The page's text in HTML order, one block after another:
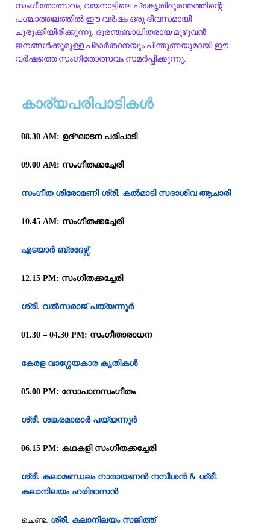
സംഗീതോത്സവം, വയനാട്ടിലെ പ്രകൃതിദുരന്തത്തിന്റെ
പശ്ചാത്തലത്തിൽ ഈ വർഷം ഒരു ദിവസമായി
ചുരുക്കിയിരിക്കുന്നു. ദുരന്തബാധിതരായ മുഴുവൻ
ജനങ്ങൾക്കുമുള്ള പ്രാർത്ഥനയും പിന്തുണയുമായി ഈ
വർഷത്തെ സംഗീതോത്സവം സമർപ്പിക്കുന്നു.
കാര്യപരിപാടികൾ
08.30 AM: ഉദ്ഘാടന പരിപാടി
09.00 AM: സംഗീതക്കച്ചേരി
സംഗീത ശിരോമണി ശ്രീ. കൽമാടി സദാശിവ ആചാരി
10.45 AM: സംഗീതക്കച്ചേരി
എടയാർ ബ്രദേഴ്സ്
12.15 PM: സംഗീതക്കച്ചേരി
ശ്രീ. വൽസരാജ് പയ്യന്നൂർ
01.30 – 04.30 PM: സംഗീതാരാധന
കേരള വാഗ്ഗേയകാര കൃതികൾ
05.00 PM: സോപാനസംഗീതം
ശ്രീ. ശങ്കരമാരാർ പയ്യന്നൂർ
06.15 PM: കഥകളി സംഗീതക്കച്ചേരി
ശ്രീ. കലാമണ്ഡലം നാരായണൻ നമ്പീശൻ & ശ്രീ.
കലാനിലയം ഹരിദാസൻ
ചെണ്ട: ശ്രീ. കലാനിലയം സജിത്ത്